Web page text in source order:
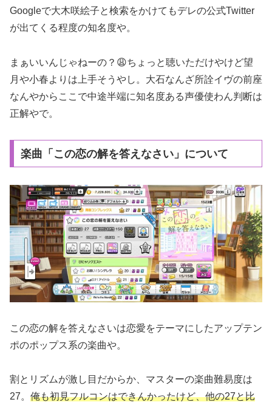
Googleで大木咲絵子と検索をかけてもデレの公式Twitter
が出てくる程度の知名度や。
まぁいいんじゃねーの？😩ちょっと聴いただけやけど望
月や小春よりは上手そうやし。大石なんざ所詮イヴの前座
なんやからここで中途半端に知名度ある声優使わん判断は
正解やで。
楽曲「この恋の解を答えなさい」について
この恋の解を答えなさいは恋愛をテーマにしたアップテン
ポのポップス系の楽曲や。
割とリズムが激し目だからか、マスターの楽曲難易度は
27。 俺も初見フルコンはできんかったけど、他の27と比